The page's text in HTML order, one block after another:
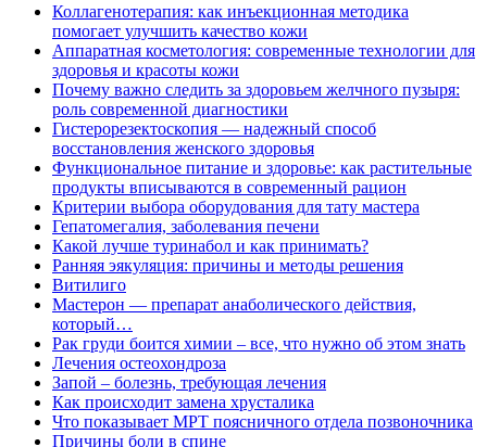
Коллагенотерапия: как инъекционная методика
помогает улучшить качество кожи
Аппаратная косметология: современные технологии для
здоровья и красоты кожи
Почему важно следить за здоровьем желчного пузыря:
роль современной диагностики
Гистерорезектоскопия — надежный способ
восстановления женского здоровья
Функциональное питание и здоровье: как растительные
продукты вписываются в современный рацион
Критерии выбора оборудования для тату мастера
Гепатомегалия, заболевания печени
Какой лучше туринабол и как принимать?
Ранняя эякуляция: причины и методы решения
Витилиго
Мастерон — препарат анаболического действия,
который…
Рак груди боится химии – все, что нужно об этом знать
Лечения остеохондроза
Запой – болезнь, требующая лечения
Как происходит замена хрусталика
Что показывает МРТ поясничного отдела позвоночника
Причины боли в спине